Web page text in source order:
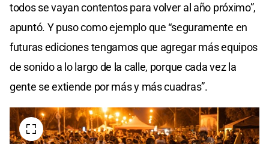
todos se vayan contentos para volver al año próximo”,
apuntó. Y puso como ejemplo que “seguramente en
futuras ediciones tengamos que agregar más equipos
de sonido a lo largo de la calle, porque cada vez la
gente se extiende por más y más cuadras”.